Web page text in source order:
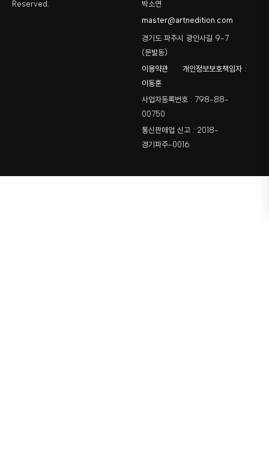
Reserved.
박소연
master@artnedition.com
경기도 파주시 광인사길 9-7
(문발동)
이용약관
개인정보보호책임자 :
이동훈
사업자등록번호 : 798-88-
00750
통신판매업 신고 : 2018-
경기파주-0016